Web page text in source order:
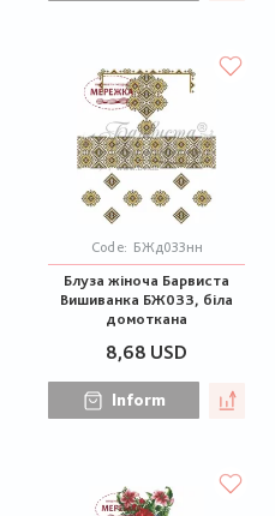
Code: БЖд033нн
Блуза жіноча Барвиста
Вишиванка БЖ033, біла
домоткана
8,68 USD
Inform